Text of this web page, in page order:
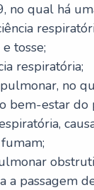
no qual há
tosse;
respiratória;
no
bem-estar do
a passagem